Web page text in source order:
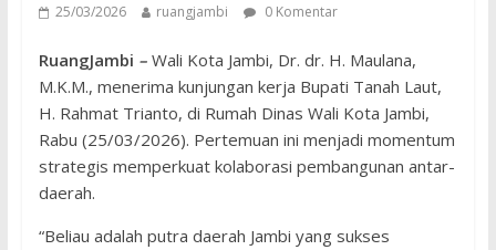
25/03/2026 ruangjambi 0 Komentar
RuangJambi – Wali Kota Jambi, Dr. dr. H. Maulana,
M.K.M., menerima kunjungan kerja Bupati Tanah Laut,
H. Rahmat Trianto, di Rumah Dinas Wali Kota Jambi,
Rabu (25/03/2026). Pertemuan ini menjadi momentum
strategis memperkuat kolaborasi pembangunan antar-
daerah.
“Beliau adalah putra daerah Jambi yang sukses